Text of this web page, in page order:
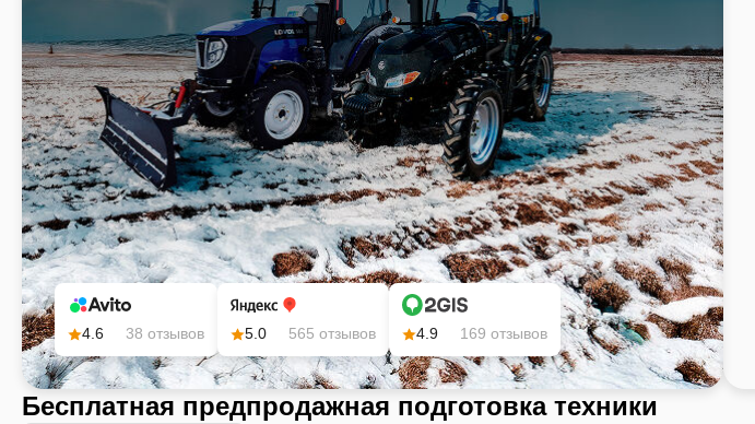
4.6 38 отзывов 5.0 565 отзывов 4.9 169 отзывов
Бесплатная предпродажная подготовка техники